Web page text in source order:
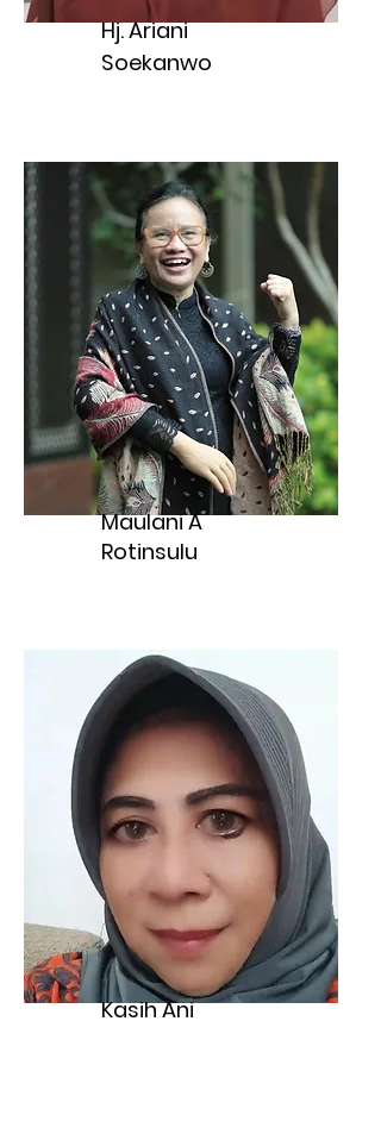
Hj. Ariani
Soekanwo
Maulani A
Rotinsulu
Kasih Ani